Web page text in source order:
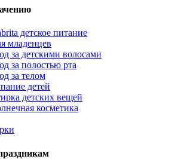
детское питание
младенцев
за детскими волосами
за полостью рта
за телом
детей
детских вещей
косметика